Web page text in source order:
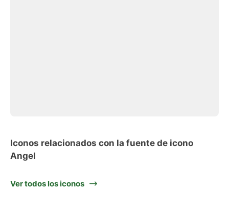
Iconos relacionados con la fuente de icono
Angel
Ver todos los iconos